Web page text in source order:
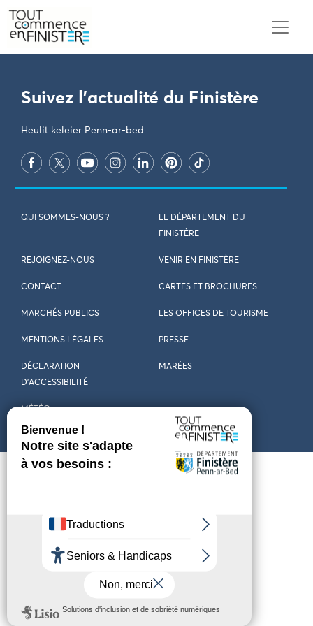
PARAMÈTRES DES COOKIES
Suivez l'actualité du Finistère
Heulit keleier Penn-ar-bed
QUI SOMMES-NOUS ?
LE DÉPARTEMENT DU
FINISTÈRE
REJOIGNEZ-NOUS VENIR EN FINISTÈRE
CONTACT CARTES ET BROCHURES
MARCHÉS PUBLICS LES OFFICES DE TOURISME
MENTIONS LÉGALES PRESSE
DÉCLARATION
D’ACCESSIBILITÉ
MARÉES
MÉTÉO